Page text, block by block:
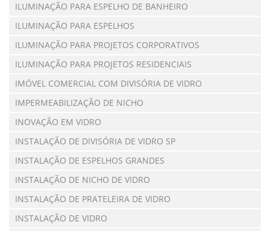
ILUMINAÇÃO PARA ESPELHO DE BANHEIRO
ILUMINAÇÃO PARA ESPELHOS
ILUMINAÇÃO PARA PROJETOS CORPORATIVOS
ILUMINAÇÃO PARA PROJETOS RESIDENCIAIS
IMÓVEL COMERCIAL COM DIVISÓRIA DE VIDRO
IMPERMEABILIZAÇÃO DE NICHO
INOVAÇÃO EM VIDRO
INSTALAÇÃO DE DIVISÓRIA DE VIDRO SP
INSTALAÇÃO DE ESPELHOS GRANDES
INSTALAÇÃO DE NICHO DE VIDRO
INSTALAÇÃO DE PRATELEIRA DE VIDRO
INSTALAÇÃO DE VIDRO